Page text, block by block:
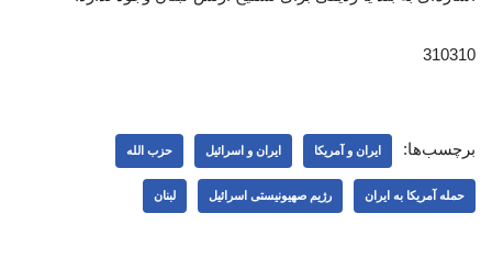
310310
برچسب‌ها: ایران و آمریکا ایران و اسرائیل حزب الله
حمله آمریکا به ایران رژیم صهیونیستی اسرائیل لبنان